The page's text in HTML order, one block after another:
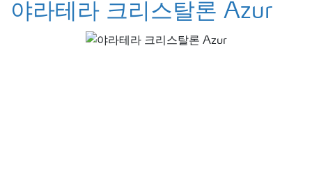
야라테라 크리스탈론 Azur